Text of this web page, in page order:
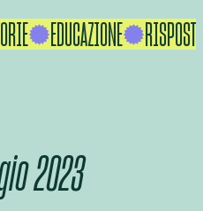
EDUCAZIONE
2023